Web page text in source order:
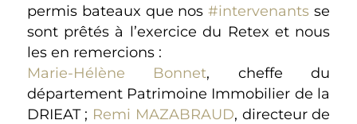
permis bateaux que nos#intervenants se
sont prêtés à l’exercice du Retex et nous
les en remercions :
Marie-Hélène Bonnet, cheffe du
département Patrimoine Immobilier de la
DRIEAT ; Remi MAZABRAUD, directeur de